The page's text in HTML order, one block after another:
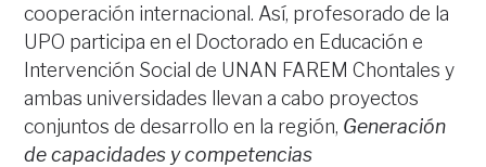
cooperación internacional. Así, profesorado de la
UPO participa en el Doctorado en Educación e
Intervención Social de UNAN FAREM Chontales y
ambas universidades llevan a cabo proyectos
conjuntos de desarrollo en la región, Generación
de capacidades y competencias